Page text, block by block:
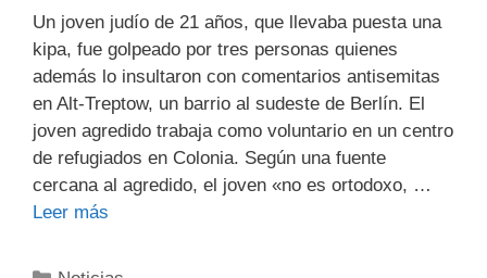
Un joven judío de 21 años, que llevaba puesta una
kipa, fue golpeado por tres personas quienes
además lo insultaron con comentarios antisemitas
en Alt-Treptow, un barrio al sudeste de Berlín. El
joven agredido trabaja como voluntario en un centro
de refugiados en Colonia. Según una fuente
cercana al agredido, el joven «no es ortodoxo, …
Leer más